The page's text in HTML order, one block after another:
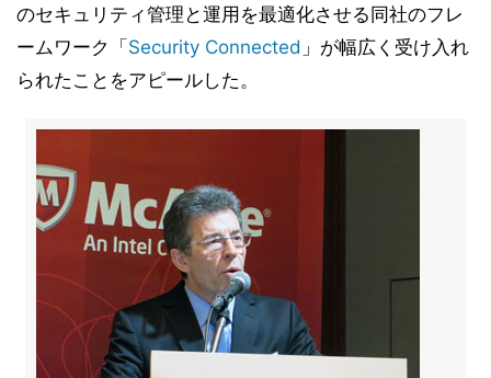
のセキュリティ管理と運用を最適化させる同社のフレ
ームワーク「 Security Connected 」が幅広く受け入れ
られたことをアピールした。